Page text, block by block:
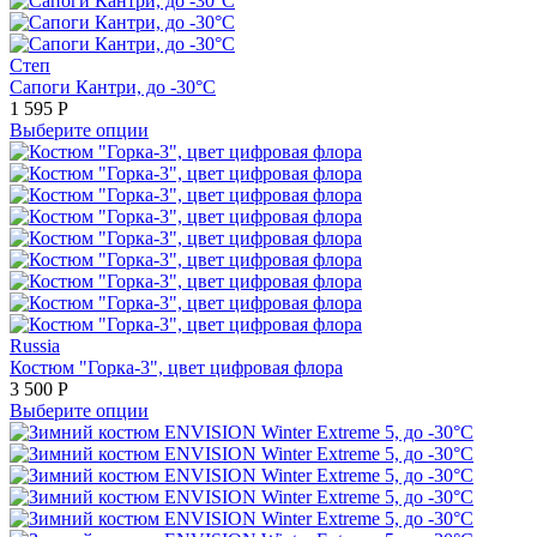
Степ
Сапоги Кантри, до -30°С
1 595 Р
Выберите опции
Russia
Костюм "Горка-3", цвет цифровая флора
3 500 Р
Выберите опции